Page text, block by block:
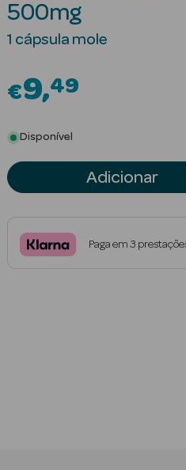
500mg
1 cápsula mole
€9 49
Disponível
Adicionar
Paga em 3